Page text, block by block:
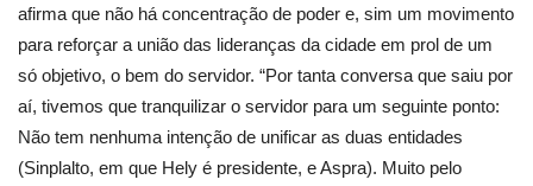
afirma que não há concentração de poder e, sim um movimento
para reforçar a união das lideranças da cidade em prol de um
só objetivo, o bem do servidor. “Por tanta conversa que saiu por
aí, tivemos que tranquilizar o servidor para um seguinte ponto:
Não tem nenhuma intenção de unificar as duas entidades
(Sinplalto, em que Hely é presidente, e Aspra). Muito pelo